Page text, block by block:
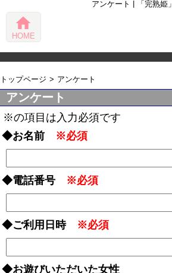
アンケート | 「完熟姫」
home
HOME
トップページ アンケート
アンケート
※の項目は入力必須です
◆お名前 ※必須
◆電話番号 ※必須
◆ご利用日時 ※必須
◆お遊びいただいた女性